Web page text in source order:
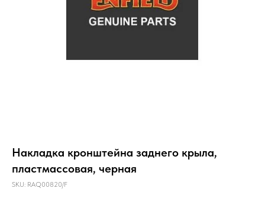
Накладка кронштейна заднего крыла,
пластмассовая, черная
SKU: RAQ00820/F